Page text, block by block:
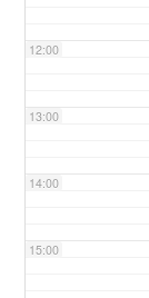
12:00
13:00
14:00
15:00